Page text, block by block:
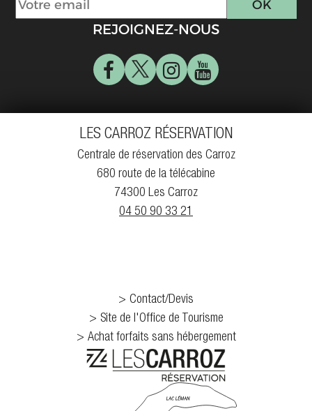
REJOIGNEZ-NOUS
LES CARROZ RÉSERVATION
Centrale de réservation des Carroz
680 route de la télécabine
74300 Les Carroz
04 50 90 33 21
Contact/Devis
Site de l'Office de Tourisme
Achat forfaits sans hébergement